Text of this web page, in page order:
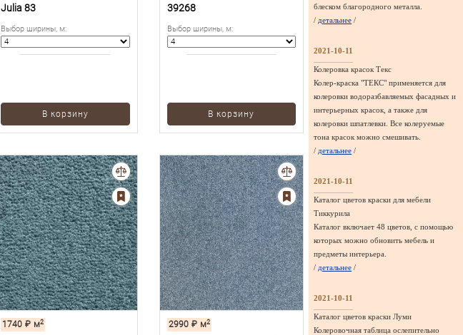
Julia 83
Выбор ширины, м:
В корзину
39268
Выбор ширины, м:
В корзину
1740 ₽ м2 2990 ₽ м2
блеском благородного металла.
/ детальнее /
2021-10-11
Колеровка красок Текс
Колер-краска "ТЕКС" применяется для
колеровки водоразбавляемых фасадных и
интерьерных красок, а также для
колеровки шпатлевки. Все колеруемые
тона красок можно смешивать.
/ детальнее /
2021-10-11
Каталог цветов краски для мебели
Тиккурила
Каталог включает 48 цветов, с помощью
которых можно обновить мебель и
предметы интерьера.
/ детальнее /
2021-10-11
Каталог цветов краски Луми
Колеровочная таблица ослепительно